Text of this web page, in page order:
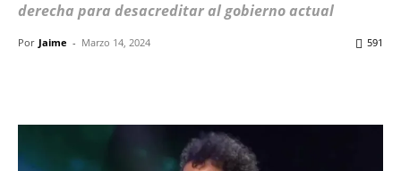
derecha para desacreditar al gobierno actual
Por Jaime - Marzo 14, 2024 591